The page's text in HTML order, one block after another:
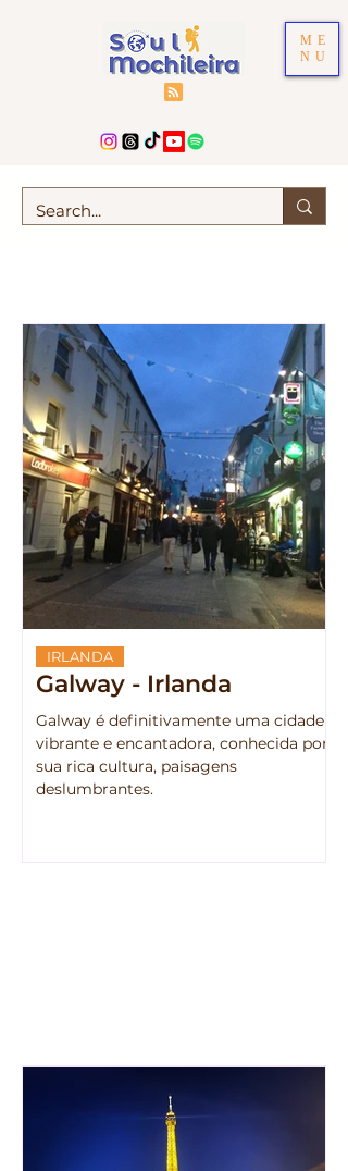
ME
NU
Galway - Irlanda
Galway é definitivamente uma cidade
vibrante e encantadora, conhecida por
sua rica cultura, paisagens
deslumbrantes.
IRLANDA